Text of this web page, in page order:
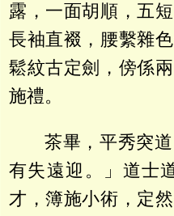
露，一面胡順，五
長袖直裰，腰繫雜
鬆紋古定劍，傍係
施禮。
茶畢，平秀突
有失遠迎。」道士
才，簿施小術，定